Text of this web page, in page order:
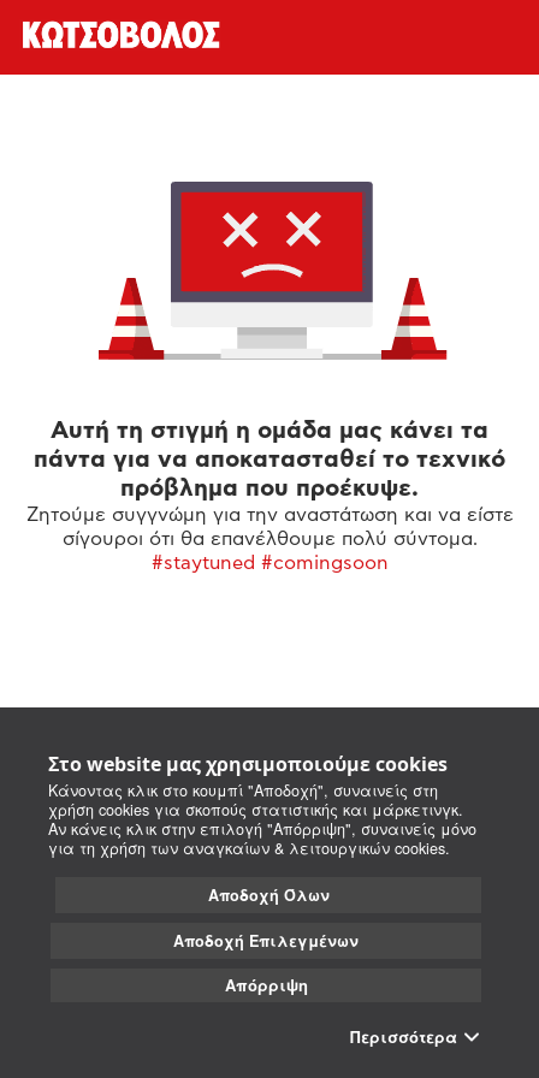
Στο website μας χρησιμοποιούμε cookies
Κάνοντας κλικ στο κουμπί "Αποδοχή", συναινείς στη
χρήση cookies για σκοπούς στατιστικής και μάρκετινγκ.
Αν κάνεις κλικ στην επιλογή "Απόρριψη", συναινείς μόνο
για τη χρήση των αναγκαίων & λειτουργικών cookies.
Αποδοχή Όλων
Αποδοχή Επιλεγμένων
Απόρριψη
Περισσότερα
Αυτή τη στιγμή η ομάδα μας κάνει τα
πάντα για να αποκατασταθεί το τεχνικό
πρόβλημα που προέκυψε.
Ζητούμε συγγνώμη για την αναστάτωση και να είστε
σίγουροι ότι θα επανέλθουμε πολύ σύντομα.
#staytuned #comingsoon